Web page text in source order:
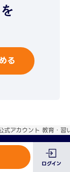
る
式アカウント 教育・習
ログイン